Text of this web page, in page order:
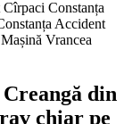
din
chiar pe